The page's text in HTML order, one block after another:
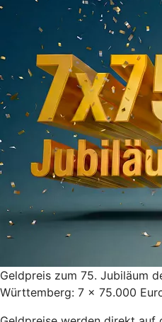
Geldpreis zum 75. Jubiläum
Württemberg: 7 x 75.000